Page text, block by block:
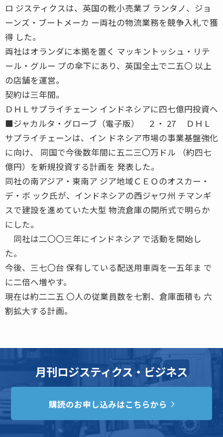
ロ ジスティクスは、英国の靴小売業ブ ランタノ、ジョ
ーンズ・ブートメーカ ー両社の物流業務を競争入札で獲
得 した。
両社はオランダに本拠を置く マッキントッシュ・リテ
ール・グルー プの傘下にあり、英国全土で二五〇 以上
の店舗を運営。
契約は三年間。
ＤＨＬサプライチェーン インドネシアに四七億円投資へ
■ジャカルタ・グローブ（電子版） ２・ 27 ＤＨＬ
サプライチェーンは、イン ドネシア市場の事業基盤強化
に向け、 同国で今後数年間に五二三〇万ドル （約四七
億円）を新規投資する計画を 発表した。
同社の南アジア・東南ア ジア地域ＣＥＯのオスカー・
デ・ボ ック氏が、インドネシアの西ジャワ州 チマンギ
スで建設を進めていた大型 物流倉庫の開所式で明らか
にした。
同社は二〇〇三年にインドネシア で活動を開始し
た。
今後、三七〇台 保有している配送用車両を一五年ま で
に二倍へ増やす。
現在は約二二五 〇人の従業員数を七割、倉庫面積も 六
割拡大する計画。
月刊ロジスティクス・ビジネス
購読のお申し込みはこちらから